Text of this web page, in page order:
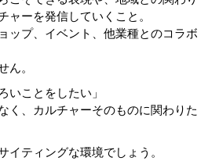
ャーを発信していくこと。
ップ、イベント、他業種とのコラボ
ん。
いことをしたい」
く、カルチャーそのものに関わりた
イティングな環境でしょう。